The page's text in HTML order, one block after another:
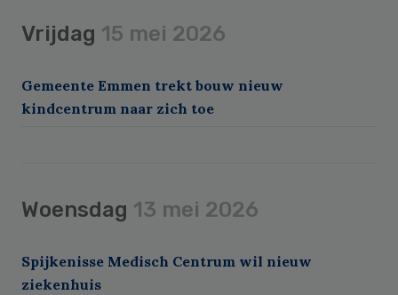
Vrijdag 15 mei 2026
Gemeente Emmen trekt bouw nieuw
kindcentrum naar zich toe
Woensdag 13 mei 2026
Spijkenisse Medisch Centrum wil nieuw
ziekenhuis